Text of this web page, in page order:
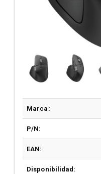
Marca:
P/N:
EAN:
Disponibilidad: